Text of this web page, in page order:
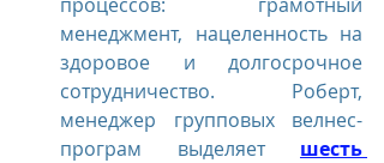
менеджмент, нацеленность на
здоровое и долгосрочное
сотрудничество. Роберт,
менеджер групповых велнес-
програм выделяет шесть